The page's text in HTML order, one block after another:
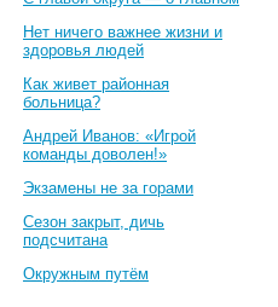
Нет ничего важнее жизни и
здоровья людей
Как живет районная
больница?
Андрей Иванов: «Игрой
команды доволен!»
Экзамены не за горами
Сезон закрыт, дичь
подсчитана
Окружным путём